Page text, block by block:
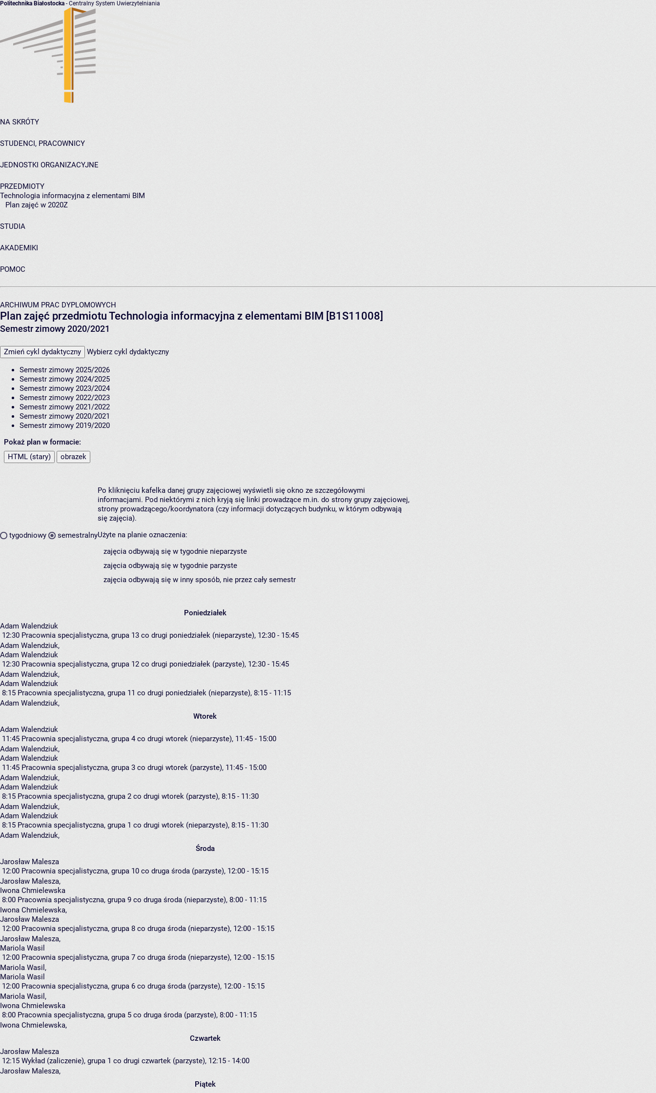
Politechnika Białostocka - Centralny System Uwierzytelniania
NA SKRÓTY
STUDENCI, PRACOWNICY
JEDNOSTKI ORGANIZACYJNE
PRZEDMIOTY
Technologia informacyjna z elementami BIM
Plan zajęć w 2020Z
STUDIA
AKADEMIKI
POMOC
ARCHIWUM PRAC DYPLOMOWYCH
Plan zajęć przedmiotu Technologia informacyjna z elementami BIM [B1S11008]
Semestr zimowy 2020/2021
Zmień cykl dydaktyczny Wybierz cykl dydaktyczny
Semestr zimowy 2025/2026
Semestr zimowy 2024/2025
Semestr zimowy 2023/2024
Semestr zimowy 2022/2023
Semestr zimowy 2021/2022
Semestr zimowy 2020/2021
Semestr zimowy 2019/2020
Pokaż plan w formacie:
HTML (stary)
obrazek
tygodniowy semestralny
Po kliknięciu kafelka danej grupy zajęciowej wyświetli się okno ze szczegółowymi
informacjami. Pod niektórymi z nich kryją się linki prowadzące m.in. do strony grupy zajęciowej,
strony prowadzącego/koordynatora (czy informacji dotyczących budynku, w którym odbywają
się zajęcia).
Użyte na planie oznaczenia:
zajęcia odbywają się w tygodnie nieparzyste
zajęcia odbywają się w tygodnie parzyste
zajęcia odbywają się w inny sposób, nie przez cały semestr
Poniedziałek
Adam Walendziuk
12:30 Pracownia specjalistyczna, grupa 13 co drugi poniedziałek (nieparzyste), 12:30 - 15:45
Adam Walendziuk,
Adam Walendziuk
12:30 Pracownia specjalistyczna, grupa 12 co drugi poniedziałek (parzyste), 12:30 - 15:45
Adam Walendziuk,
Adam Walendziuk
8:15 Pracownia specjalistyczna, grupa 11 co drugi poniedziałek (nieparzyste), 8:15 - 11:15
Adam Walendziuk,
Wtorek
Adam Walendziuk
11:45 Pracownia specjalistyczna, grupa 4 co drugi wtorek (nieparzyste), 11:45 - 15:00
Adam Walendziuk,
Adam Walendziuk
11:45 Pracownia specjalistyczna, grupa 3 co drugi wtorek (parzyste), 11:45 - 15:00
Adam Walendziuk,
Adam Walendziuk
8:15 Pracownia specjalistyczna, grupa 2 co drugi wtorek (parzyste), 8:15 - 11:30
Adam Walendziuk,
Adam Walendziuk
8:15 Pracownia specjalistyczna, grupa 1 co drugi wtorek (nieparzyste), 8:15 - 11:30
Adam Walendziuk,
Środa
Jarosław Malesza
12:00 Pracownia specjalistyczna, grupa 10 co druga środa (parzyste), 12:00 - 15:15
Jarosław Malesza,
Iwona Chmielewska
8:00 Pracownia specjalistyczna, grupa 9 co druga środa (nieparzyste), 8:00 - 11:15
Iwona Chmielewska,
Jarosław Malesza
12:00 Pracownia specjalistyczna, grupa 8 co druga środa (nieparzyste), 12:00 - 15:15
Jarosław Malesza,
Mariola Wasil
12:00 Pracownia specjalistyczna, grupa 7 co druga środa (nieparzyste), 12:00 - 15:15
Mariola Wasil ,
Mariola Wasil
12:00 Pracownia specjalistyczna, grupa 6 co druga środa (parzyste), 12:00 - 15:15
Mariola Wasil ,
Iwona Chmielewska
8:00 Pracownia specjalistyczna, grupa 5 co druga środa (parzyste), 8:00 - 11:15
Iwona Chmielewska,
Czwartek
Jarosław Malesza
12:15 Wykład (zaliczenie), grupa 1 co drugi czwartek (parzyste), 12:15 - 14:00
Jarosław Malesza,
Piątek